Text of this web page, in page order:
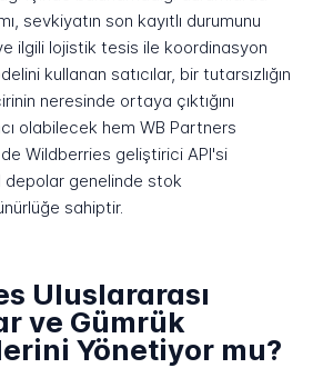
sevkiyatın son kayıtlı durumunu
ilgili lojistik tesis ile koordinasyon
kullanan satıcılar, bir tutarsızlığın
neresinde ortaya çıktığını
olabilecek hem WB Partners
Wildberries geliştirici API'si
depolar genelinde stok
sahiptir.
Uluslararası
ve Gümrük
Yönetiyor mu?